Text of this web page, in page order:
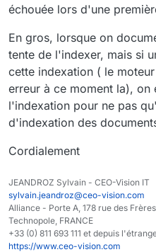
échouée lors d'une
En gros, lorsque on
tente de l'indexer, mais si
cette indexation ( le
erreur à ce moment la), on
l'indexation pour ne pas
d'indexation des
Cordialement
JEANDROZ Sylvain - CEO-Vision IT
sylvain.jeandroz@ceo-vision.com
Alliance - Porte A, 178 rue des
Technopole, FRANCE
+33 (0) 811 693 111 et depuis
https://www.ceo-vision.com